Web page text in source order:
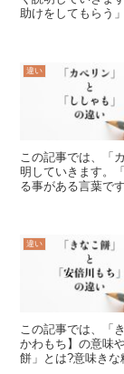
助けをしてもらう
違い
この記事では、「
明していきます。
る事がある言葉で
違い
この記事では、「
かわもち】の意味
餅」とは?意味き